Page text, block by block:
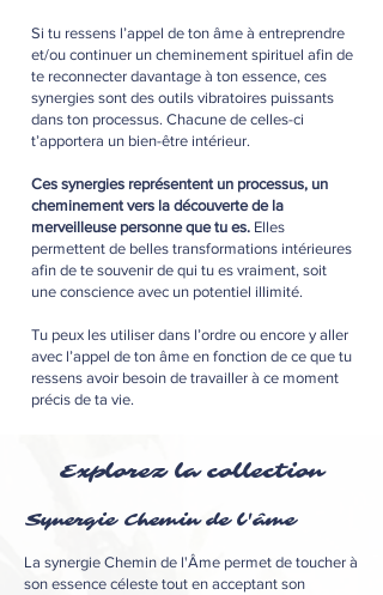
Si tu ressens l’appel de ton âme à entreprendre
et/ou continuer un cheminement spirituel afin de
te reconnecter davantage à ton essence, ces
synergies sont des outils vibratoires puissants
dans ton processus. Chacune de celles-ci
t’apportera un bien-être intérieur.
Ces synergies représentent un processus, un
cheminement vers la découverte de la
merveilleuse personne que tu es. Elles
permettent de belles transformations intérieures
afin de te souvenir de qui tu es vraiment, soit
une conscience avec un potentiel illimité.
Tu peux les utiliser dans l’ordre ou encore y aller
avec l’appel de ton âme en fonction de ce que tu
ressens avoir besoin de travailler à ce moment
précis de ta vie.
Explorez la collection
Synergie Chemin de l'âme
La synergie Chemin de l'Âme permet de toucher à
son essence céleste tout en acceptant son